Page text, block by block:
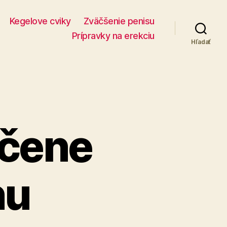
Kegelove cviky
Zväčšenie penisu
Prípravky na erekciu
Hľadať